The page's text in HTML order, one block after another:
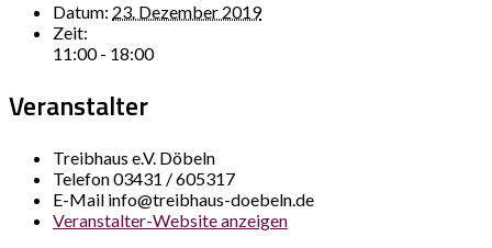
Datum: 23. Dezember 2019
Zeit:
11:00 - 18:00
Veranstalter
Treibhaus e.V. Döbeln
Telefon03431 / 605317
E-Mail info@treibhaus-doebeln.de
Veranstalter-Website anzeigen